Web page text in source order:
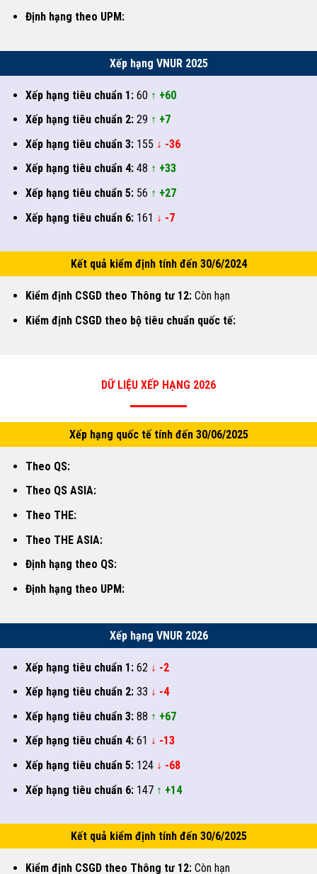
Định hạng theo UPM:
Xếp hạng VNUR 2025
Xếp hạng tiêu chuẩn 1:60 ↑ +60
Xếp hạng tiêu chuẩn 2:29 ↑ +7
Xếp hạng tiêu chuẩn 3:155 ↓ -36
Xếp hạng tiêu chuẩn 4:48 ↑ +33
Xếp hạng tiêu chuẩn 5:56 ↑ +27
Xếp hạng tiêu chuẩn 6:161 ↓ -7
Kết quả kiểm định tính đến 30/6/2024
Kiểm định CSGD theo Thông tư 12:Còn hạn
Kiểm định CSGD theo bộ tiêu chuẩn quốc tế:
DỮ LIỆU XẾP HẠNG 2026
Xếp hạng quốc tế tính đến 30/06/2025
Theo QS:
Theo QS ASIA:
Theo THE:
Theo THE ASIA:
Định hạng theo QS:
Định hạng theo UPM:
Xếp hạng VNUR 2026
Xếp hạng tiêu chuẩn 1:62 ↓ -2
Xếp hạng tiêu chuẩn 2:33 ↓ -4
Xếp hạng tiêu chuẩn 3:88 ↑ +67
Xếp hạng tiêu chuẩn 4:61 ↓ -13
Xếp hạng tiêu chuẩn 5:124 ↓ -68
Xếp hạng tiêu chuẩn 6:147 ↑ +14
Kết quả kiểm định tính đến 30/6/2025
Kiểm định CSGD theo Thông tư 12:Còn hạn